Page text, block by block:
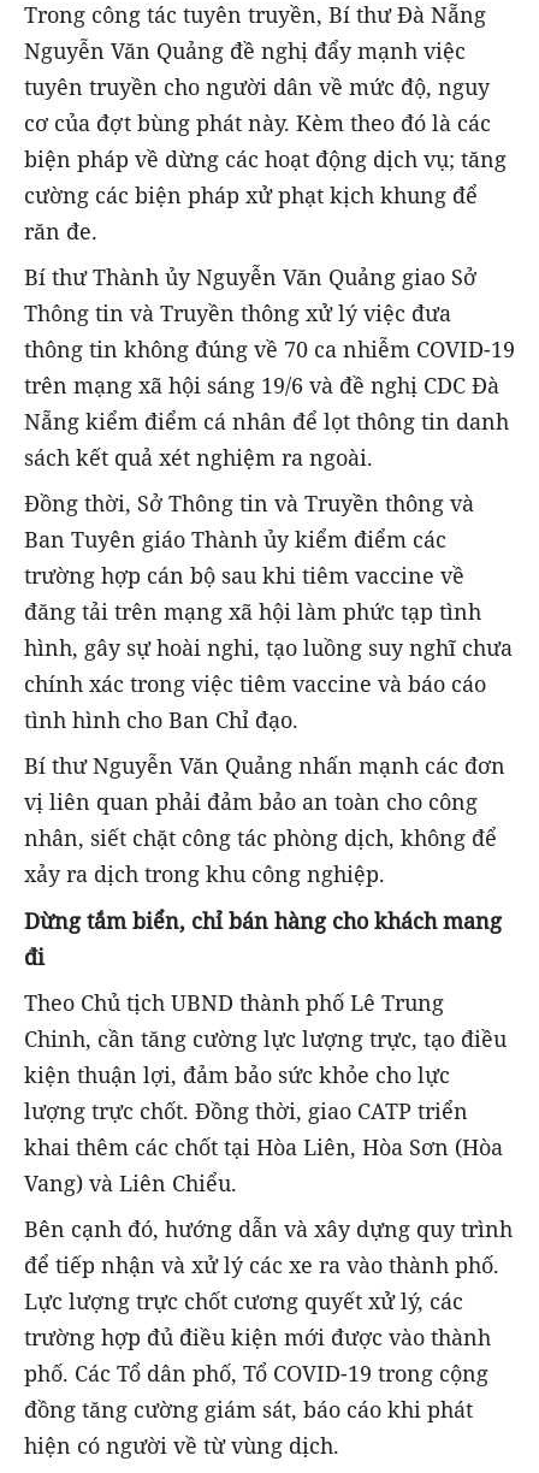
Trong công tác tuyên truyền, Bí thư Đà Nẵng
Nguyễn Văn Quảng đề nghị đẩy mạnh việc
tuyên truyền cho người dân về mức độ, nguy
cơ của đợt bùng phát này. Kèm theo đó là các
biện pháp về dừng các hoạt động dịch vụ; tăng
cường các biện pháp xử phạt kịch khung để
răn đe.
Bí thư Thành ủy Nguyễn Văn Quảng giao Sở
Thông tin và Truyền thông xử lý việc đưa
thông tin không đúng về 70 ca nhiễm COVID-19
trên mạng xã hội sáng 19/6 và đề nghị CDC Đà
Nẵng kiểm điểm cá nhân để lọt thông tin danh
sách kết quả xét nghiệm ra ngoài.
Đồng thời, Sở Thông tin và Truyền thông và
Ban Tuyên giáo Thành ủy kiểm điểm các
trường hợp cán bộ sau khi tiêm vaccine về
đăng tải trên mạng xã hội làm phức tạp tình
hình, gây sự hoài nghi, tạo luồng suy nghĩ chưa
chính xác trong việc tiêm vaccine và báo cáo
tình hình cho Ban Chỉ đạo.
Bí thư Nguyễn Văn Quảng nhấn mạnh các đơn
vị liên quan phải đảm bảo an toàn cho công
nhân, siết chặt công tác phòng dịch, không để
xảy ra dịch trong khu công nghiệp.
Dừng tắm biển, chỉ bán hàng cho khách mang
đi
Theo Chủ tịch UBND thành phố Lê Trung
Chinh, cần tăng cường lực lượng trực, tạo điều
kiện thuận lợi, đảm bảo sức khỏe cho lực
lượng trực chốt. Đồng thời, giao CATP triển
khai thêm các chốt tại Hòa Liên, Hòa Sơn (Hòa
Vang) và Liên Chiểu.
Bên cạnh đó, hướng dẫn và xây dựng quy trình
để tiếp nhận và xử lý các xe ra vào thành phố.
Lực lượng trực chốt cương quyết xử lý, các
trường hợp đủ điều kiện mới được vào thành
phố. Các Tổ dân phố, Tổ COVID-19 trong cộng
đồng tăng cường giám sát, báo cáo khi phát
hiện có người về từ vùng dịch.